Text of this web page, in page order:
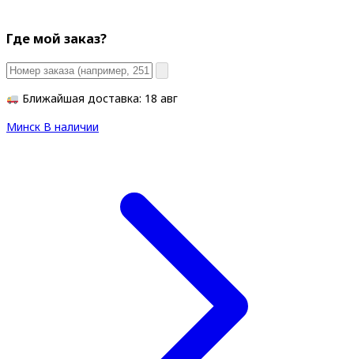
Где мой заказ?
Ближайшая доставка: 18 авг
Минск В наличии